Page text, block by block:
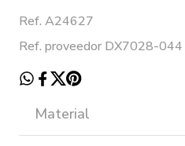
Ref. A24627
Ref. proveedor DX7028-044
Material